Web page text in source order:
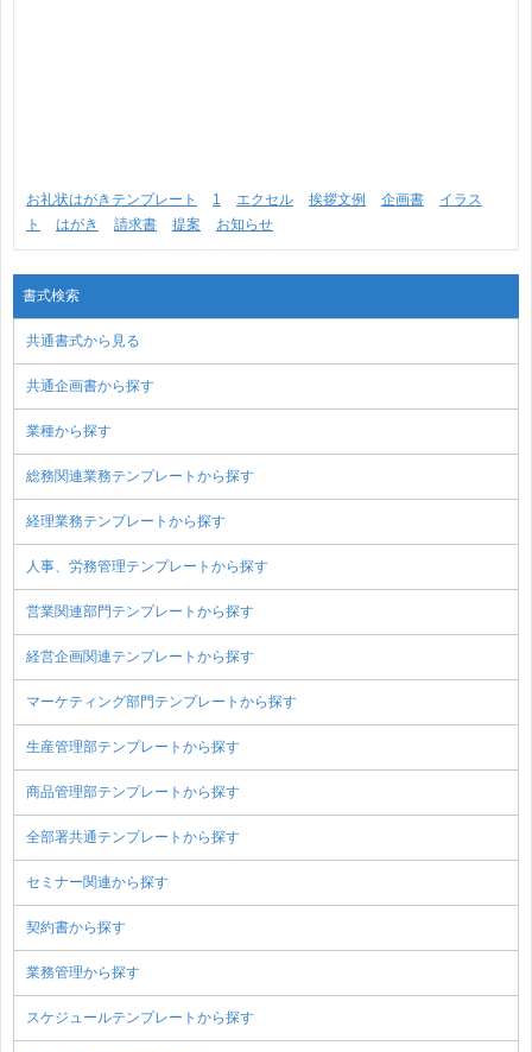
お礼状はがきテンプレート 1 エクセル 挨拶文例 企画書
イラス
ト
はがき 請求書 提案 お知らせ
書式検索
共通書式から見る
共通企画書から探す
業種から探す
総務関連業務テンプレートから探す
経理業務テンプレートから探す
人事、労務管理テンプレートから探す
営業関連部門テンプレートから探す
経営企画関連テンプレートから探す
マーケティング部門テンプレートから探す
生産管理部テンプレートから探す
商品管理部テンプレートから探す
全部署共通テンプレートから探す
セミナー関連から探す
契約書から探す
業務管理から探す
スケジュールテンプレートから探す